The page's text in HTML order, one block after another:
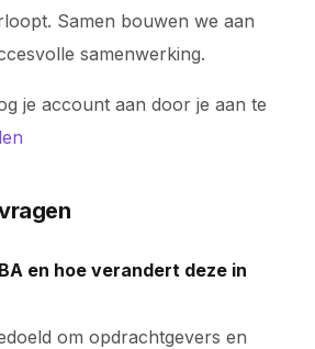
Samen bouwen we aan
samenwerking.
je account aan door je aan te
en hoe verandert deze in
om opdrachtgevers en